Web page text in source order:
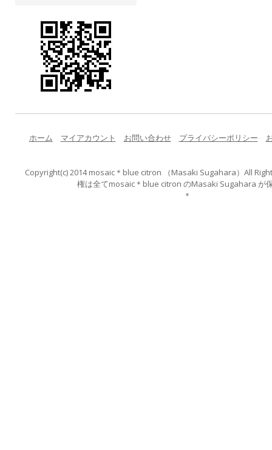
ホーム マイアカウント お問い合わせ プライバシーポリシー
Copyright(c) 2014 mosaic＊blue citron （Masaki Sugahara）All
権は全てmosaic＊blue citron のMasaki Sugahara が